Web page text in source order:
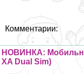
Комментарии:
НОВИНКА:
XA Dual Sim)